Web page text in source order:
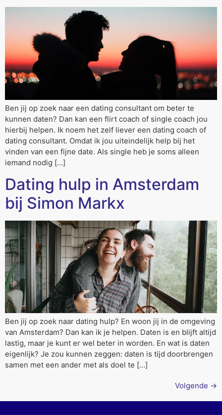
Ben jij op zoek naar een dating consultant om beter te
kunnen daten? Dan kan een flirt coach of single coach jou
hierbij helpen. Ik noem het zelf liever een dating coach of
dating consultant. Omdat ik jou uiteindelijk help bij het
vinden van een fijne date. Als single heb je soms alleen
iemand nodig […]
Dating hulp in Amsterdam
bij Simon Markx
Ben jij op zoek naar dating hulp? En woon jij in de omgeving
van Amsterdam? Dan kan ik je helpen. Daten is en blijft altijd
lastig, maar je kunt er wel beter in worden. En wat is daten
eigenlijk? Je zou kunnen zeggen: daten is tijd doorbrengen
samen met een ander met als doel te […]
Volgende →